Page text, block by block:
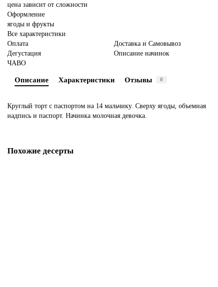
цена зависит от сложности
Оформление
ягоды и фрукты
Все характеристики
Оплата
Доставка и Самовывоз
Дегустация
Описание начинок
ЧАВО
Описание Характеристики Отзывы 0
Круглый торт с паспортом на 14 мальчику. Сверху ягоды, объемная
надпись и паспорт. Начинка молочная девочка.
Похожие десерты